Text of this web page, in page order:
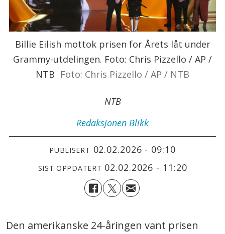
Billie Eilish mottok prisen for Årets låt under
Grammy-utdelingen. Foto: Chris Pizzello / AP /
NTB Foto: Chris Pizzello / AP / NTB
NTB
Redaksjonen Blikk
PUBLISERT 02.02.2026 - 09:10
SIST OPPDATERT 02.02.2026 - 11:20
Den amerikanske 24-åringen vant prisen